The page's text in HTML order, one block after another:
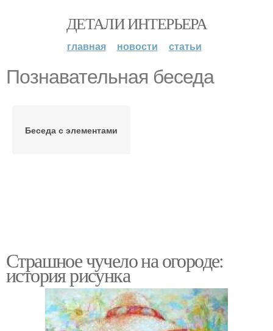
ДЕТАЛИ ИНТЕРЬЕРА
главная новости статьи
Познавательная беседа
Беседа с элементами
Страшное чучело на огороде:
история рисунка